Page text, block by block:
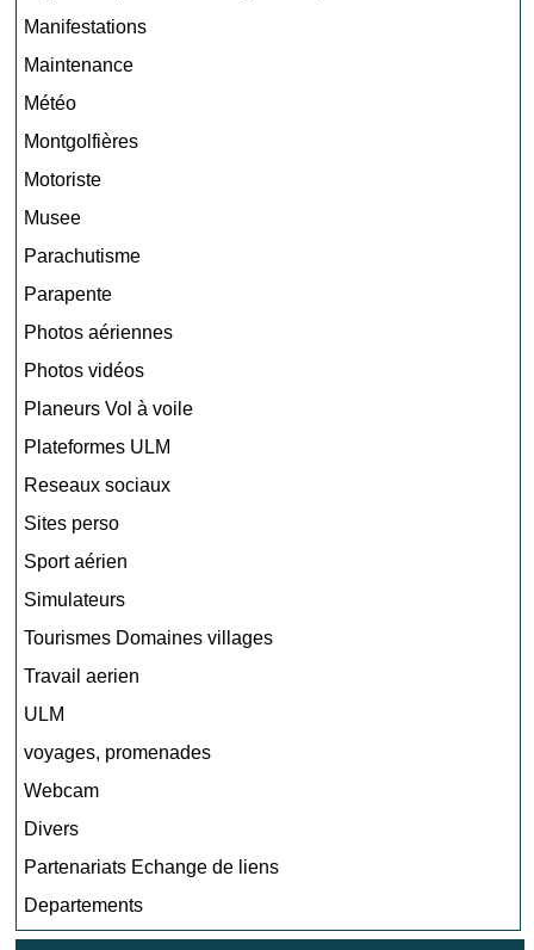
Manifestations
Maintenance
Météo
Montgolfières
Motoriste
Musee
Parachutisme
Parapente
Photos aériennes
Photos vidéos
Planeurs Vol à voile
Plateformes ULM
Reseaux sociaux
Sites perso
Sport aérien
Simulateurs
Tourismes Domaines villages
Travail aerien
ULM
voyages, promenades
Webcam
Divers
Partenariats Echange de liens
Departements